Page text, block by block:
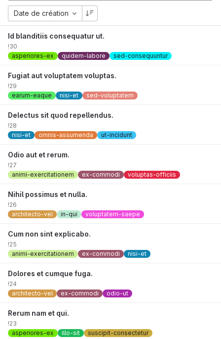
Date de création
Id blanditiis consequatur ut.
!30
asperiores-ex
quidem-labore sed-consequuntur
Fugiat aut voluptatem voluptas.
!29
earum-eaque
nisi-et sed-voluptatem
Delectus sit quod repellendus.
!28
nisi-et
omnis-assumenda ut-incidunt
Odio aut et rerum.
!27
animi-exercitationem
ex-commodi voluptas-officiis
Nihil possimus et nulla.
!26
architecto-vel
in-qui voluptatem-saepe
Cum non sint explicabo.
!25
animi-exercitationem
ex-commodi nisi-et
Dolores et cumque fuga.
!24
architecto-vel
ex-commodi odio-ut
Rerum nam et qui.
!23
asperiores-ex
illo-sit suscipit-consectetur